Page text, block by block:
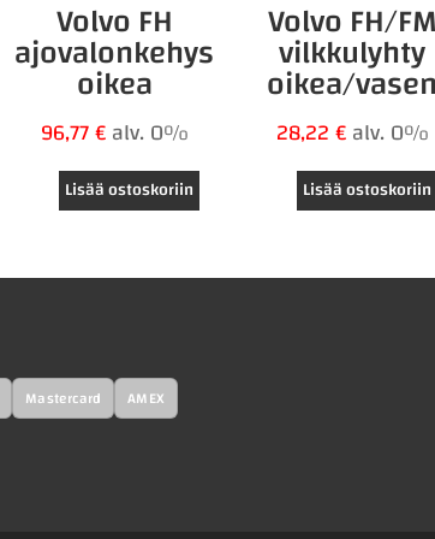
Volvo FH
ajovalonkehys
oikea
96,77€alv. 0%
Lisää ostoskoriin
Volvo FH/
vilkkulyhty
oikea/
28,22€alv. 0%
Lisää ostoskoriin
Mastercard AMEX